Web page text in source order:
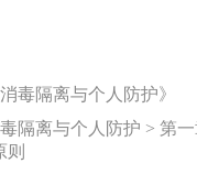
消毒隔离与个人防护》
隔离与个人防护 > 第
则